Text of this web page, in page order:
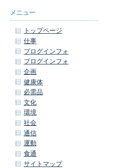
メニュー
トップページ
仕事
ブログインフォ
ブログインフォ
企画
健康体
必需品
文化
環境
社会
通信
運動
食通
サイトマップ